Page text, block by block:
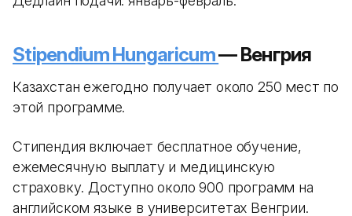
Stipendium Hungaricum— Венгрия
Казахстан ежегодно получает около 250 мест по
этой программе.
Стипендия включает бесплатное обучение,
ежемесячную выплату и медицинскую
страховку. Доступно около 900 программ на
английском языке в университетах Венгрии.